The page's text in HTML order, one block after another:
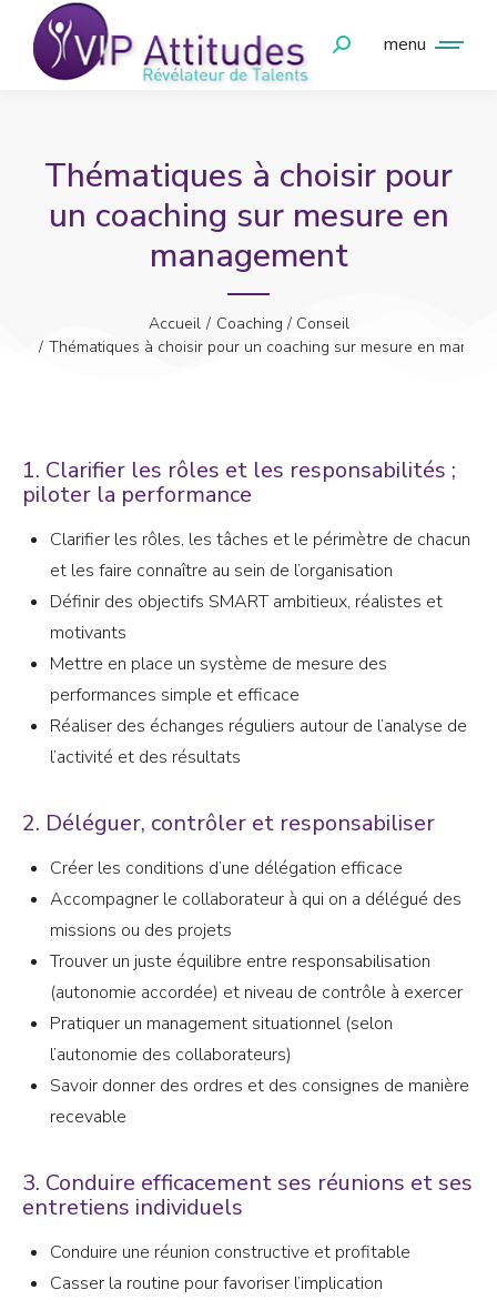
menu
Thématiques à choisir pour
un coaching sur mesure en
management
Vous êtes ici :Accueil
Coaching / Conseil
Thématiques à choisir pour un coaching sur mesure en
1. Clarifier les rôles et les responsabilités ;
piloter la performance
Clarifier les rôles, les tâches et le périmètre de chacun
et les faire connaître au sein de l’organisation
Définir des objectifs SMART ambitieux, réalistes et
motivants
Mettre en place un système de mesure des
performances simple et efficace
Réaliser des échanges réguliers autour de l’analyse de
l’activité et des résultats
2. Déléguer, contrôler et responsabiliser
Créer les conditions d’une délégation efficace
Accompagner le collaborateur à qui on a délégué des
missions ou des projets
Trouver un juste équilibre entre responsabilisation
(autonomie accordée) et niveau de contrôle à exercer
Pratiquer un management situationnel (selon
l’autonomie des collaborateurs)
Savoir donner des ordres et des consignes de manière
recevable
3. Conduire efficacement ses réunions et ses
entretiens individuels
Conduire une réunion constructive et profitable
Casser la routine pour favoriser l’implication